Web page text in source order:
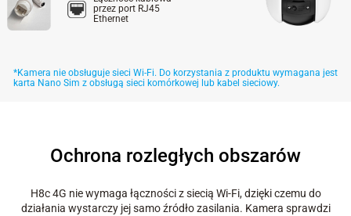
przez port RJ45
Ethernet
*Kamera nie obsługuje sieci Wi-Fi. Do korzystania z produktu wymagana jest
karta Nano Sim z obsługą sieci komórkowej lub kabel sieciowy.
Ochrona rozległych obszarów
H8c 4G nie wymaga łączności z siecią Wi-Fi, dzięki czemu do
działania wystarczy jej samo źródło zasilania. Kamera sprawdzi